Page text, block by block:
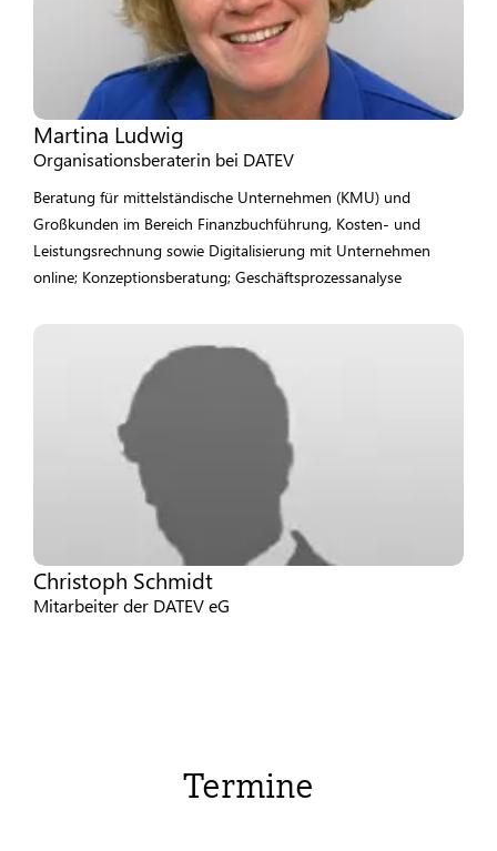
Martina Ludwig
Organisationsberaterin bei DATEV
Beratung für mittelständische Unternehmen (KMU) und
Großkunden im Bereich Finanzbuchführung, Kosten- und
Leistungsrechnung sowie Digitalisierung mit Unternehmen
online; Konzeptionsberatung; Geschäftsprozessanalyse
Christoph Schmidt
Mitarbeiter der DATEV eG
Termine